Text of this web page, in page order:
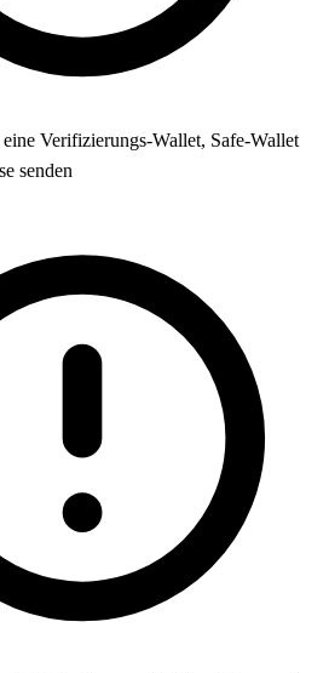
Verifizierungs-Wallet, Safe-Wallet
senden